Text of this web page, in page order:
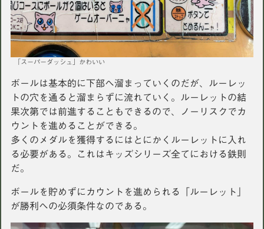
「スーパーダッシュ」かわいい
ボールは基本的に下部へ溜まっていくのだが、ルーレッ
トの穴を通ると溜まらずに流れていく。ルーレットの結
果次第では前進することもできるので、ノーリスクでカ
ウントを進めることができる。
多くのメダルを獲得するにはとにかくルーレットに入れ
る必要がある。これはキッズシリーズ全てにおける鉄則
だ。
ボールを貯めずにカウントを進められる「ルーレット」
が勝利への必須条件なのである。